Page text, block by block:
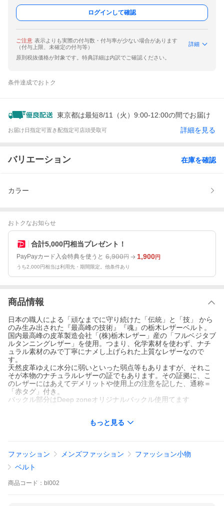
ログインして確認
ご注意 表示よりも実際の付与数・付与率が少ない場合があります
（付与上限、未確定の付与等）
詳細
原則税抜価格が対象です。特典詳細は内訳でご確認ください。
条件達成でおトク
東京都は最短8/11（火）9:00-12:00の間でお届け
お届け日指定可置き配指定可 店頭受取可 詳細を見る
バリエーション 在庫を確認
カラー
おトクなお知らせ
合計5,000円相当プレゼント！
PayPayカード入会特典を使うと 6,900円 1,900円
うち2,000円相当は利用先・期間限定。他条件あり
商品情報
日本の職人による「頑なまでに守り続けた「伝統」と「技」 から
のみ生み出された『最高峰の技術』『魂』の栃木レザーベルト。
国内最高峰の皮革製造会社「(株)栃木レザー」産の「フルベジタブ
ルタンニングレザー」を使用。つまり、化学素材を使わず、ナチ
ュラル素材のみで丁寧にナメし上げられた上質なレザーなので
す。
天然皮革ゆえに水分に弱いといった弱点等もありますが、それこ
そが本物のナチュラルレザーの証でもあります。その証拠に、こ
のレザーにはあえてデメリットや使用上の注意を記した、通称＝
「赤タグ」付き。
バックル部分はDeep zoneオリジナルバックル使用てます
長さ112.0cm × 幅3.8cm × 厚み0.4cm （ベルト部）
牛革（栃木レザー・日本製）（ベルト部）
合金（バックル）
【カラー】
ブラック、キャメル、ブラウン
もっと見る
ファッション メンズファッション
ファッション小物
ベルト
商品 コード： bl002